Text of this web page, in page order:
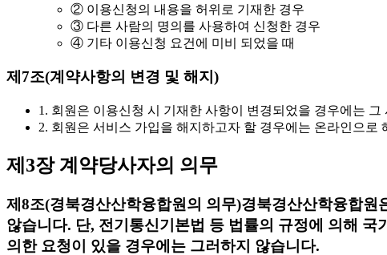
② 이용신청의 내용을 허위로 기재한 경우
③ 다른 사람의 명의를 사용하여 신청한 경우
④ 기타 이용신청 요건에 미비 되었을 때
제7조(계약사항의 변경 및 해지)
1. 회원은 이용신청 시 기재한 사항이 변경되었을 경우에는
2. 회원은 서비스 가입을 해지하고자 할 경우에는 온라인으로
제3장 계약당사자의 의무
제8조(경북경산산학융합원의 의무)경북경산산학융합원
않습니다. 단, 전기통신기본법 등 법률의 규정에 의해
의한 요청이 있을 경우에는 그러하지 않습니다.